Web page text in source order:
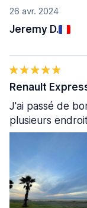
26 avr. 2024
Jeremy D.
Renault
J'ai passé de
plusieurs